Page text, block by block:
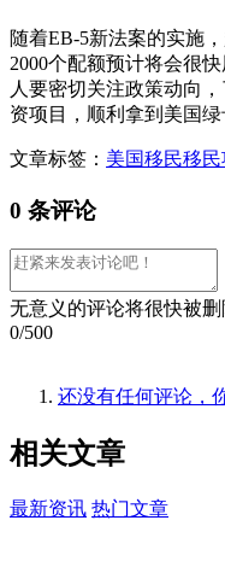
随着EB-5新法案的实施
2000个配额预计将会很
人要密切关注政策动向
资项目，顺利拿到美国绿
文章标签： 美国移民移民
0 条评论
无意义的评论将很快被删
0/500
还没有任何评论，
相关文章
最新资讯 热门文章